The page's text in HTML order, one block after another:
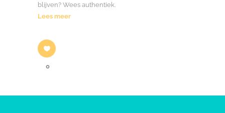
blijven? Wees authentiek.
Lees meer
0